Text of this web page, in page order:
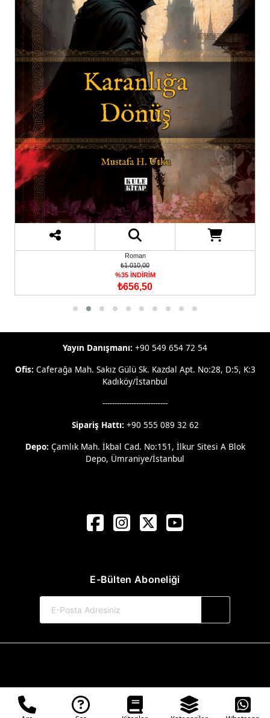
Roman
₺1.010,00
%35 İNDİRİM
₺656,50
Yayın Danışmanı: +90 549 654 72 54
Ofis: Caferağa Mah. Sakız Gülü Sk. Kazdal Apt. No:28, D:5, K:3
Kadıköy/İstanbul
---------------------------
Sipariş Hattı: +90 555 089 32 62
Depo: Çamlık Mah. İkbal Cad. No:151, İlkur Sitesi A Blok
Depo, Ümraniye/İstanbul
E-Bülten Aboneliği